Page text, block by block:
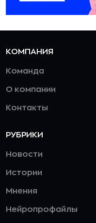
КОМПАНИЯ
Команда
О компании
Контакты
РУБРИКИ
Новости
Истории
Мнения
Нейропрофайлы